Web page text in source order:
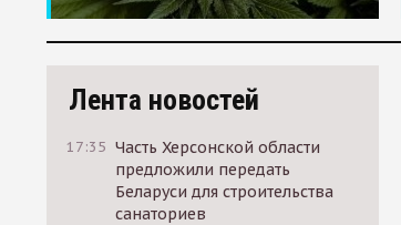
Лента новостей
17:35 Часть Херсонской области
предложили передать
Беларуси для строительства
санаториев